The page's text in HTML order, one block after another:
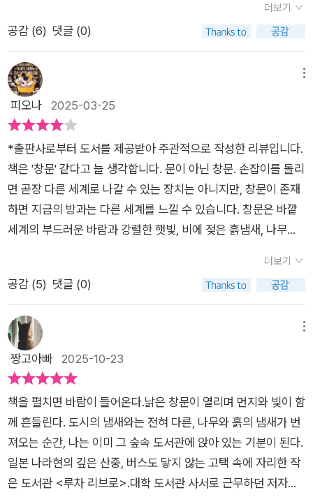
득한 책. 심지어 책을 대출해간 이용자도 포스트잇을 덧붙이기 일
쑤다. 책이 훼손되는 것을 가장 꺼리는 일반 도서관과는 확연히
다르다. 애초에 ‘서비스가 아닌 나눔’이라고 생각하며 도서관을
열었던 저자의 인식이 반영되었기 때문이다. 이 책 곳곳에서는 우
리 사회에서 점점 희미해지는 공공의 감각을 일깨우는 이야기들
을 만날 수 있다. 저자는 과거 대학도서관 사서로 근무하던 시절
의 에피소드를 하나 들려준다. 도서관에 온 한 학생이 볼펜을 빌
리려 했을 때 마침 비치된 펜이 없어 저자 개인 필통에 있던 볼펜
을 건네려 하자, 학생은 “개인 물건을 빌리는 건 좀……” 하며 뒤
로 물러나 결국 받아들지 않았던 것이다. 이처럼 언제부터인가
‘남에게 폐를 끼치지 말자’는 인식, 서비스나 계약을 통하지 않으
면 타자와 관계를 맺지 못하는 지경이 되어버린 상황에 안타까움
하지 않아도 순환이 일어나는 것, ‘공공의 영역’이라고 선을 그어
를 감싸쥐고 고민하는 데에서 시작된다고 말한다. 저자에게 독서
라는 행위는 자신만의 세계에 갇혀 사적 경험으로 그치는 것이 아
닌 공공을 위한 하나의 가능성이 되는 일이다. 이 책을 읽고 나면,
사는 사회를 함께 고민하는 일임을 절실히 느끼게 될 것이다.
책인 듯하다. 사설 도서관은 돈이 안 되는 거겠지. 그런 걸 하다
니, 지금 생각하니 대단하다 싶다. 한국에도 사설 도서관 있겠지.
내가 모르는 것뿐이고. 사설 도서관은 무라카미 하루키 소설에서
본 듯하다. 《해변의 카프카》였던가. 다른 책에도 도서관 나올지
도 모르겠다. 아오키 미아코는 도서관 일을 하게 되고 사서 자격
증을 땄나 보다. 처음에는 의학 간호학 관련 책 도서관에서 일하
오키 미아코는 일터의 인간 관계와 동일본 대지진으로 힘들었다.
일본에는 동일본 대지진으로 그동안 살아온 걸 다시 생각한 사람
많을 것 같다. 아오키 미아코는 힘든 게 자신을 상처주는 걸로 나
타났나 보다. 스스로 목숨을 끊으려다 크게 다치고 병원에 오래
있었다. 아오키 미아코는 몸과 마음이 다 안 좋았다. 아오키 미아
코뿐 아니라 남편도 도시에 사는 것을 안 좋게 여긴 듯하다. 힘들
때 아오키 미아코는 사설 도서관을 해 보면 어떨까 생각했다. 자
키 미아코는 몸이 자유롭지 못했다. 도서관은 나라현 히가시요시
노무라 숲속에 있는 오래된 집이다. 그 집 주인은 조선에서 일본
으로 돌아간 사람이었단다. 도서관에 둔 책은 아오키 미아코와 남
편 두 사람 거다. 자신이 가진 책을 다 내 보이는 거구나. 이것도
쉽지 않은 일일 듯한데. 관장은 고양이 가보스고 주임은 개 오크
라다. 고양이와 개가 있는 도서관이다. 도서관은 한달에 열흘 연
단다. 아침 11시에 열고 17시에 닫는가 보다. 한달에 열흘 여는데
도 이곳에 가는 사람이 있는가 보다. 가까운 곳에 사는 사람뿐 아
니라 먼 곳에 사는 사람도 갈 듯하다. 도서관에서 사람과 사람이
더보기
공감 (6) 댓글 (0)
피오나 2025-03-25
*출판사로부터 도서를 제공받아 주관적으로 작성한 리뷰입니다.
책은 '창문' 같다고 늘 생각합니다. 문이 아닌 창문. 손잡이를 돌리
면 곧장 다른 세계로 나갈 수 있는 장치는 아니지만, 창문이 존재
하면 지금의 방과는 다른 세계를 느낄 수 있습니다. 창문은 바깥
세계의 부드러운 바람과 강렬한 햇빛, 비에 젖은 흙냄새, 나무와
시간과 공간을 뛰어넘어 다채로운 풍경과 바람, 그리고 빛을 데려
와주는 근사한 창문입니다. p.23일본 나라현에 있는 인구
이 있다. 이 책은 한 달에 열흘만 문을 여는, 세상에서 가장 사적
인 도서관 ‘루차 리브로(LUCHA LIBRO)’의 사서가 들려주는 책
과 삶에 대한 이야기이다. 대학도서관 사서로 6년간 근무한 저자
신질환을 얻게 된다. 무너진 몸과 마음의 치유를 위해 도시 생활
을 청산하고, 남편과 함께 산과 강으로 둘러싸인 곳으로 이주를
하게 된다. 그리고 70년쯤 전에 지어진 오래된 집의 일부를 개방
해 사설 도서관을 열게 된다. 책장에 꽂힌 책들은 전부 개인 장서
라서 '나눔'이라는 개념으로 공간을 개방한 지 어느새 7년이 되었
더보기
공감 (5) 댓글 (0)
짱고아빠 2025-10-23
책을 펼치면 바람이 들어온다.낡은 창문이 열리며 먼지와 빛이 함
께 흔들린다. 도시의 냄새와는 전혀 다른, 나무와 흙의 냄새가 번
져오는 순간, 나는 이미 그 숲속 도서관에 앉아 있는 기분이 된다.
일본 나라현의 깊은 산중, 버스도 닿지 않는 고택 속에 자리한 작
은 도서관 <루차 리브로>.대학 도서관 사서로 근무하던 저자는